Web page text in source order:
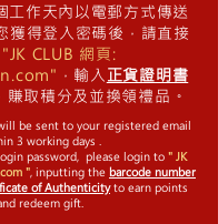
工作天內以電郵方式傳送
獲得登入密碼後，請直接
"JK CLUB 網頁:
" ，輸入正貨證明書
賺取積分及並換領禮品。
be sent to your registered email
3 working days .
password, please login to " JK
", inputting the barcode number
of Authenticityto earn points
redeem gift.